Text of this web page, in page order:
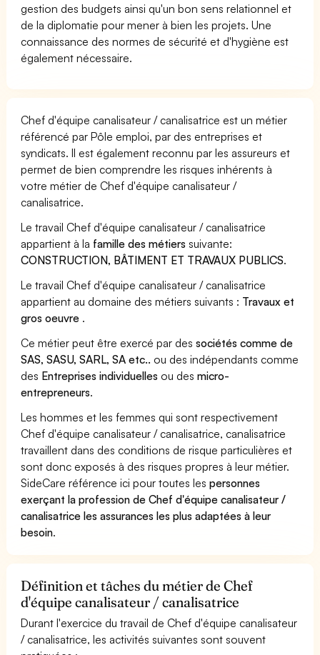
gestion des budgets ainsi qu'un bon sens relationnel et
de la diplomatie pour mener à bien les projets. Une
connaissance des normes de sécurité et d'hygiène est
également nécessaire.
Chef d'équipe canalisateur / canalisatrice est un métier
référencé par Pôle emploi, par des entreprises et
syndicats. Il est également reconnu par les assureurs et
permet de bien comprendre les risques inhérents à
votre métier de Chef d'équipe canalisateur /
canalisatrice.
Le travail Chef d'équipe canalisateur / canalisatrice
appartient à la famille des métiers suivante:
CONSTRUCTION, BÂTIMENT ET TRAVAUX PUBLICS.
Le travail Chef d'équipe canalisateur / canalisatrice
appartient au domaine des métiers suivants : Travaux et
gros oeuvre .
Ce métier peut être exercé par dessociétés comme de
SAS, SASU, SARL, SA etc.. ou des indépendants comme
des Entreprises individuelles ou desmicro-
entrepreneurs.
Les hommes et les femmes qui sont respectivement
Chef d'équipe canalisateur / canalisatrice, canalisatrice
travaillent dans des conditions de risque particulières et
sont donc exposés à des risques propres à leur métier.
SideCare référence ici pour toutes lespersonnes
exerçant la profession de Chef d'équipe canalisateur /
canalisatrice les assurances les plus adaptées à leur
besoin.
Définition et tâches du métier de Chef
d'équipe canalisateur / canalisatrice
Durant l'exercice du travail de Chef d'équipe canalisateur
/ canalisatrice, les activités suivantes sont souvent